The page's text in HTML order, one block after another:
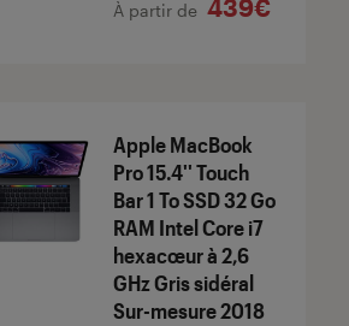
À partir de 439€
Apple MacBook
Pro 15.4'' Touch
Bar 1 To SSD 32 Go
RAM Intel Core i7
hexacœur à 2,6
GHz Gris sidéral
Sur-mesure 2018